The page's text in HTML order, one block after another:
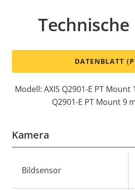
DATENBLATT
Modell: AXIS Q2901-E PT Mount
Q2901-E PT Mount 9
Kamera
Bildsensor